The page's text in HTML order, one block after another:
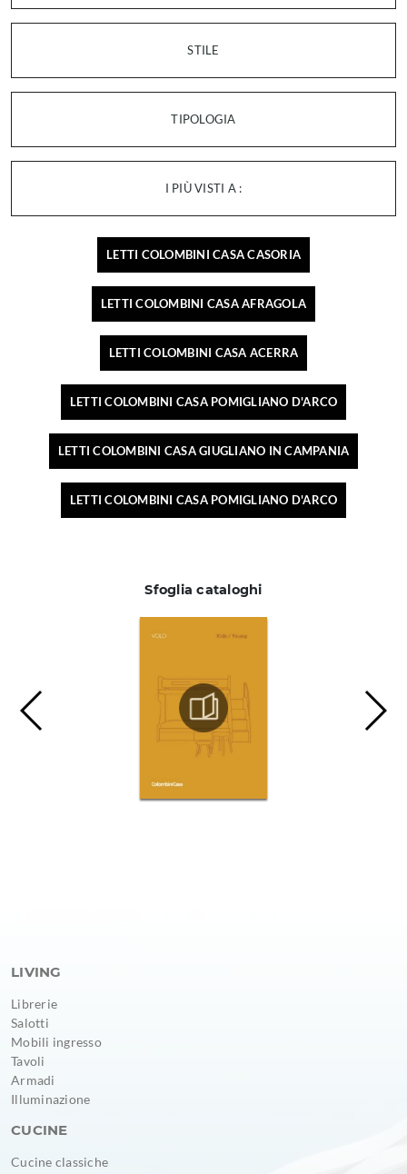
STILE
TIPOLOGIA
I PIÙ VISTI A :
LETTI COLOMBINI CASA CASORIA
LETTI COLOMBINI CASA AFRAGOLA
LETTI COLOMBINI CASA ACERRA
LETTI COLOMBINI CASA POMIGLIANO D'ARCO
LETTI COLOMBINI CASA GIUGLIANO IN CAMPANIA
LETTI COLOMBINI CASA POMIGLIANO D'ARCO
Sfoglia cataloghi
LIVING
Librerie
Salotti
Mobili ingresso
Tavoli
Armadi
Illuminazione
CUCINE
Cucine classiche